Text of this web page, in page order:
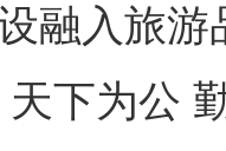
融入旅
天下为公